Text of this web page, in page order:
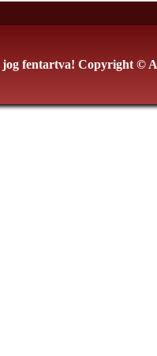
fentartva! Copyright ©